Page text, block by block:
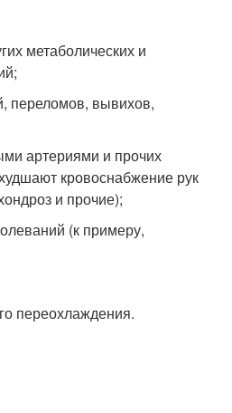
метаболических и
переломов, вывихов,
артериями и прочих
кровоснабжение рук
и прочие);
(к примеру,
переохлаждения.